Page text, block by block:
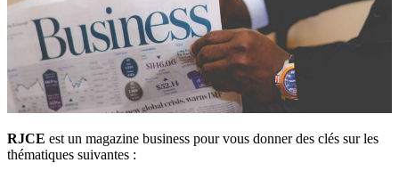
RJCE est un magazine business pour vous donner des clés sur les
thématiques suivantes :